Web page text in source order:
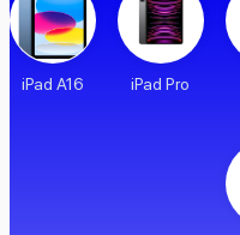
iPad A16 iPad Pro